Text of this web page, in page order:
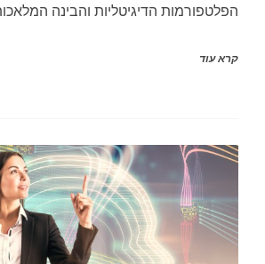
הפלטפורמות הדיגיטליות והבינה
קרא עוד